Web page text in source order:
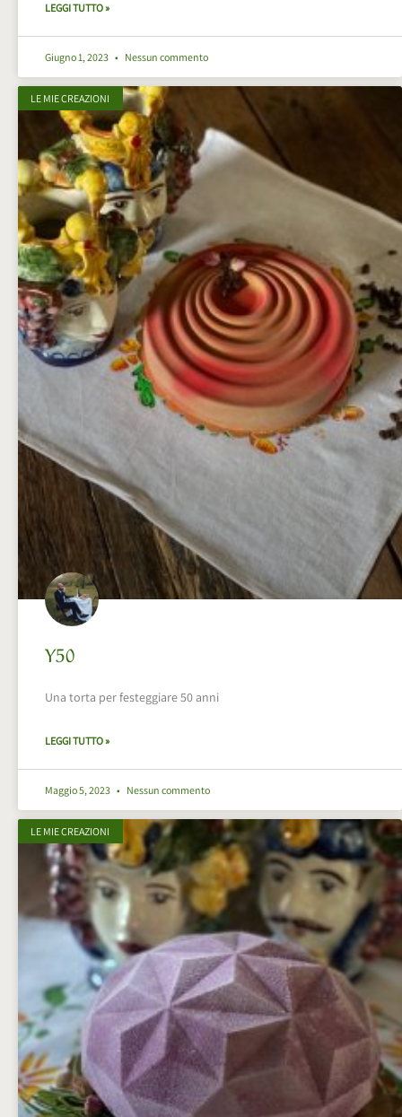
LEGGI TUTTO »
Giugno 1, 2023 Nessun commento
LE MIE CREAZIONI
Y50
Una torta per festeggiare 50 anni
LEGGI TUTTO »
Maggio 5, 2023 Nessun commento
LE MIE CREAZIONI